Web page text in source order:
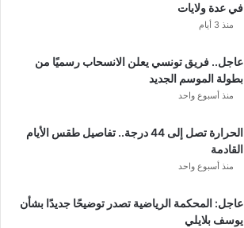
في عدة ولايات
منذ 3 أيام
عاجل.. فريق تونسي يعلن الانسحاب رسميًا من
بطولة الموسم الجديد
منذ أسبوع واحد
الحرارة تصل إلى 44 درجة.. تفاصيل طقس الأيام
القادمة
منذ أسبوع واحد
عاجل: المحكمة الرياضية تصدر توضيحًا جديدًا بشأن
يوسف بلايلي